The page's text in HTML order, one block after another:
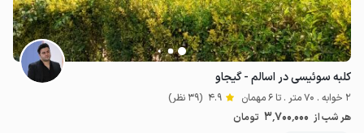
کلبه سوئیسی در اسالم - گیجاو
2 خوابه . 70 متر . تا 6 مهمان 4.9 (39 نظر)
هر شب از 3٬700٬000 تومان